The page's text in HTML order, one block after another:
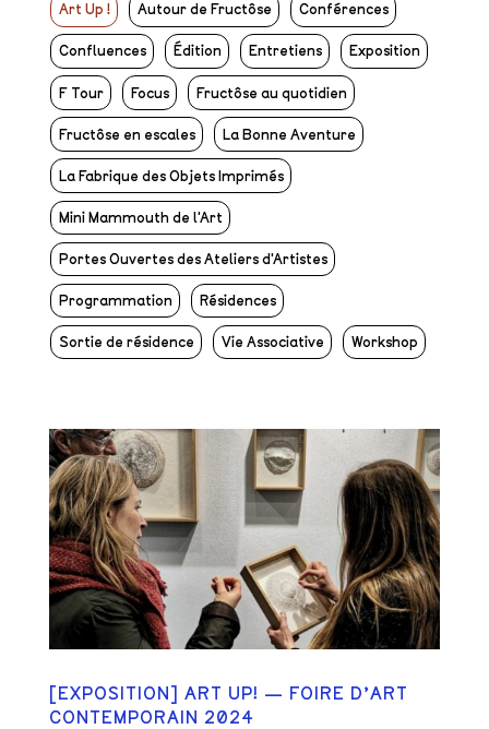
Art Up ! Autour de Fructôse Conférences
Confluences Édition Entretiens Exposition
F Tour Focus Fructôse au quotidien
Fructôse en escales La Bonne Aventure
La Fabrique des Objets Imprimés
Mini Mammouth de l'Art
Portes Ouvertes des Ateliers d'Artistes
Programmation Résidences
Sortie de résidence Vie Associative Workshop
[EXPOSITION] ART UP! — FOIRE D’ART
CONTEMPORAIN 2024